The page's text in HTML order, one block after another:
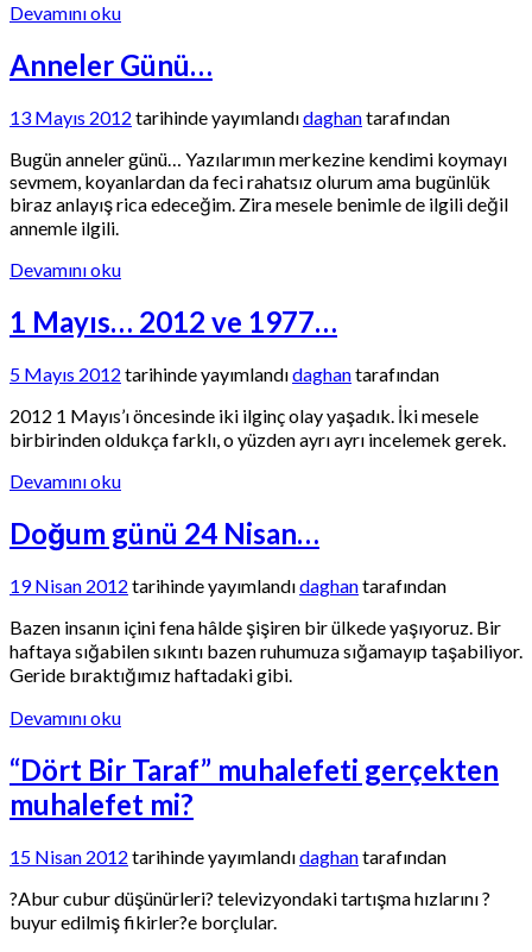
Devamını oku
Anneler Günü…
13 Mayıs 2012 tarihinde yayımlandıdaghantarafından
Bugün anneler günü… Yazılarımın merkezine kendimi koymayı
sevmem, koyanlardan da feci rahatsız olurum ama bugünlük
biraz anlayış rica edeceğim. Zira mesele benimle de ilgili değil
annemle ilgili.
Devamını oku
1 Mayıs… 2012 ve 1977…
5 Mayıs 2012 tarihinde yayımlandıdaghantarafından
2012 1 Mayıs’ı öncesinde iki ilginç olay yaşadık. İki mesele
birbirinden oldukça farklı, o yüzden ayrı ayrı incelemek gerek.
Devamını oku
Doğum günü 24 Nisan…
19 Nisan 2012 tarihinde yayımlandıdaghantarafından
Bazen insanın içini fena hâlde şişiren bir ülkede yaşıyoruz. Bir
haftaya sığabilen sıkıntı bazen ruhumuza sığamayıp taşabiliyor.
Geride bıraktığımız haftadaki gibi.
Devamını oku
“Dört Bir Taraf” muhalefeti gerçekten
muhalefet mi?
15 Nisan 2012 tarihinde yayımlandıdaghantarafından
?Abur cubur düşünürleri? televizyondaki tartışma hızlarını ?
buyur edilmiş fikirler?e borçlular.